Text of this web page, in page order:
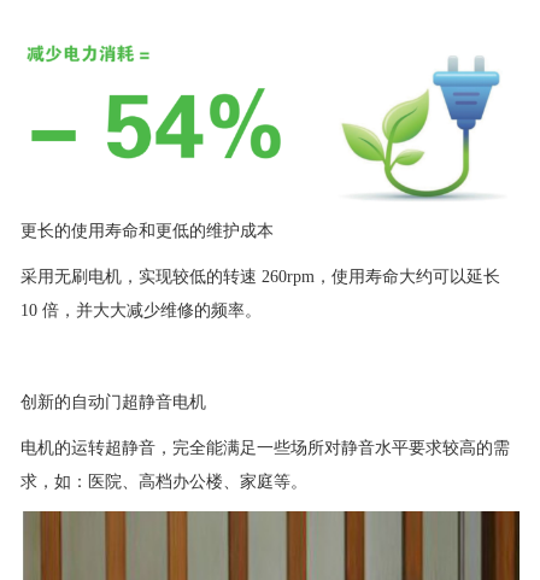
更长的使用寿命和更低的维护成本
采用无刷电机，实现较低的转速 260rpm，使用寿命大约可以延长
10 倍，并大大减少维修的频率。
创新的自动门超静音电机
电机的运转超静音，完全能满足一些场所对静音水平要求较高的需
求，如：医院、高档办公楼、家庭等。